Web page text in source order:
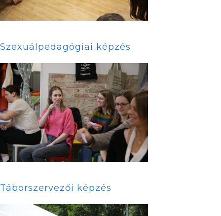
Szexuálpedagógiai képzés
Táborszervezői képzés